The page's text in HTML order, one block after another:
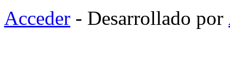
Acceder - Desarrollado por